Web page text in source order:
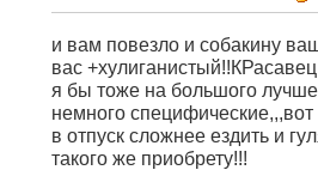
и вам повезло и собакину
вас
я бы тоже на большого
немного
в отпуск сложнее ездить и
такого же приобрету!!!